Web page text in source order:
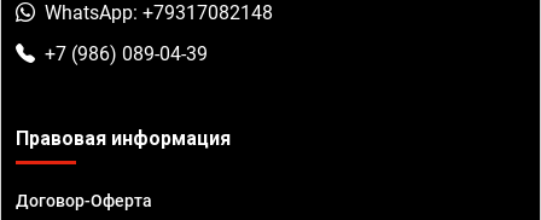
WhatsApp: +79317082148
+7 (986) 089-04-39
Правовая информация
Договор-Оферта